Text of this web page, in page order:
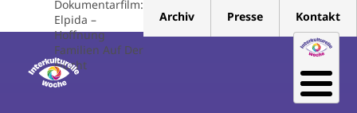
Dokumentarfilm:
Elpida –
Hoffnung
Familien Auf Der
Flucht
Archiv Presse Kontakt